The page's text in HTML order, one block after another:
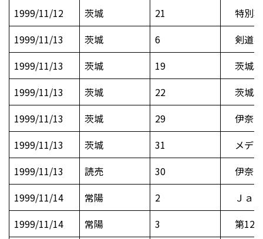
1999/11/12 茨城 21
特別
1999/11/13
茨城 6
剣道
1999/11/13
茨城 19
茨城
1999/11/13
茨城 22
茨城
1999/11/13
茨城 29
伊奈
1999/11/13
茨城 31
メデ
1999/11/13
読売 30
伊奈
1999/11/14
常陽 2
Ｊａ
1999/11/14
常陽 3
第12